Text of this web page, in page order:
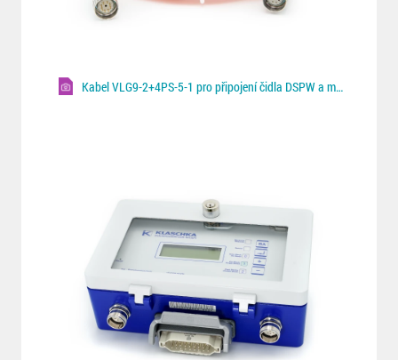
Kabel VLG9-2+4PS-5-1 pro připojení čidla DSPW a monitoru